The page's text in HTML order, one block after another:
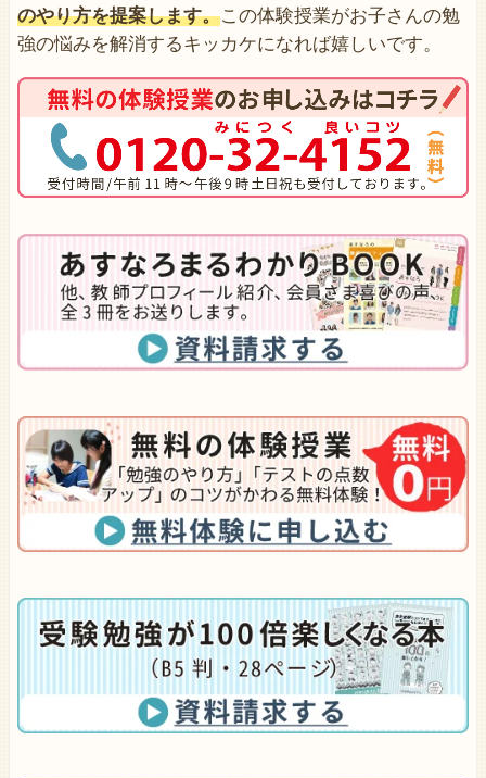
のやり方を提案します。この体験授業がお子さんの勉
強の悩みを解消するキッカケになれば嬉しいです。